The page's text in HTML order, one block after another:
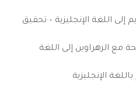
إلى اللغة الإنجليزية – تحقيق
مع الزهراوين إلى اللغة
الإنجليزية